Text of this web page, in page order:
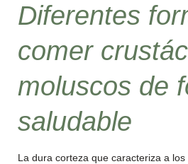
Diferentes
comer
moluscos de
saludable
La dura corteza que caracteriza a